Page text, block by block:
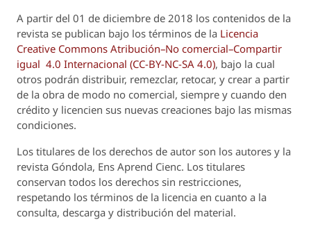
A partir del 01 de diciembre de 2018 los contenidos de la
revista se publican bajo los términos de la Licencia
Creative Commons Atribución–No comercial–Compartir
igual 4.0 Internacional (CC-BY-NC-SA 4.0), bajo la cual
otros podrán distribuir, remezclar, retocar, y crear a partir
de la obra de modo no comercial, siempre y cuando den
crédito y licencien sus nuevas creaciones bajo las mismas
condiciones.
Los titulares de los derechos de autor son los autores y la
revista Góndola, Ens Aprend Cienc. Los titulares
conservan todos los derechos sin restricciones,
respetando los términos de la licencia en cuanto a la
consulta, descarga y distribución del material.